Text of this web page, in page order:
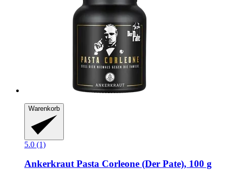
Warenkorb
5.0 (1)
AnkerkrautPasta Corleone (Der Pate), 100 g